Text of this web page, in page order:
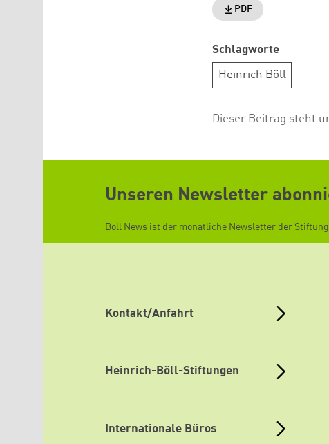
PDF
Schlagworte
Heinrich Böll
Dieser Beitrag steht
Unseren Newsletter
Böll News ist der monatliche Newsletter der
Kontakt/Anfahrt
Heinrich-Böll-Stiftungen
Internationale Büros